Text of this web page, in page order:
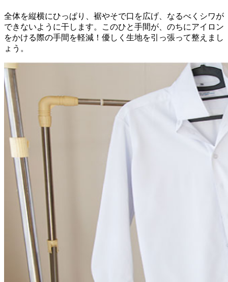
全体を縦横にひっぱり、裾やそで口を広げ、なるべくシワが
できないように干します。このひと手間が、のちにアイロン
をかける際の手間を軽減！優しく生地を引っ張って整えまし
ょう。